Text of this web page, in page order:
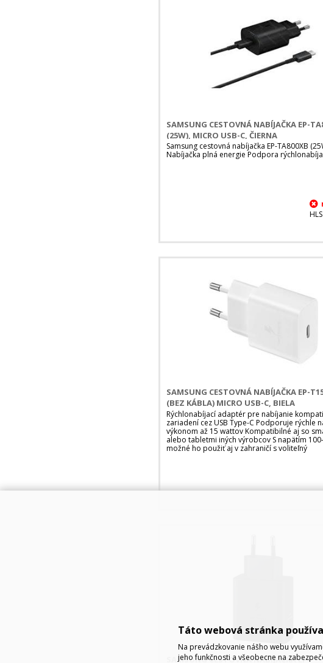
SAMSUNG CESTOVNÁ NABÍJAČKA EP-
(25W), MICRO USB-C, ČIERNA
Samsung cestovná nabíjačka EP-TA800XB
Nabíjačka plná energie Podpora
HLS
SAMSUNG CESTOVNÁ NABÍJAČKA EP-
(BEZ KÁBLA) MICRO USB-C, BIELA
Rýchlonabíjací adaptér pre nabíjanie
zariadení cez USB Type-C Podporuje rýchle
výkonom až 15 wattov Kompatibilné aj so
alebo tabletmi iných výrobcov S napätím
možné ho použiť aj v zahraničí s voliteľný
SAMSUNG CESTOVNÁ NABÍJAČKA EP-
Táto webová stránka
Na prevádzkovanie nášho webu
jeho funkčnosti a všeobecne na